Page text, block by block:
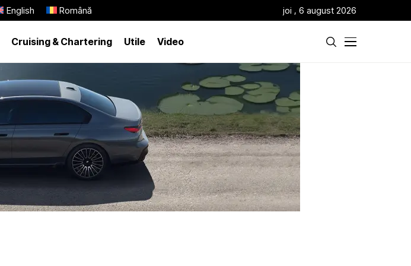
English Română joi , 6 august 2026
Cruising & Chartering Utile Video